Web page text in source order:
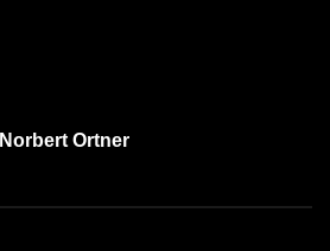
Norbert Ortner